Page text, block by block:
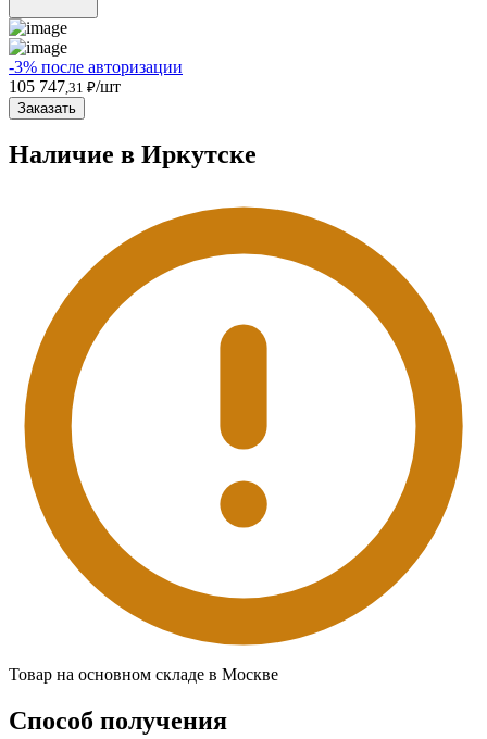
-3% после авторизации
105 747 ,31 ₽/шт
Заказать
Наличие в Иркутскe
Товар на основном складе в Москве
Способ получения